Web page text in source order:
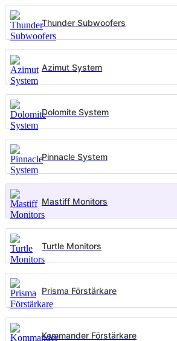
Thunder Subwoofers
Azimut System
Dolomite System
Pinnacle System
Mastiff Monitors
Turtle Monitors
Prisma Förstärkare
Kommander Förstärkare